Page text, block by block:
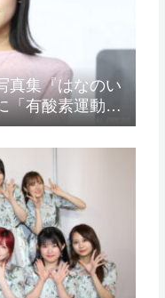
真集『はなのい
「有酸素運動と